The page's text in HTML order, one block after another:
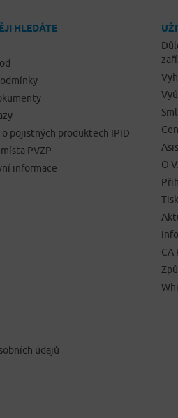
HLEDÁTE
o pojistných produktech IPID
PVZP
informace
O
CA
údajů